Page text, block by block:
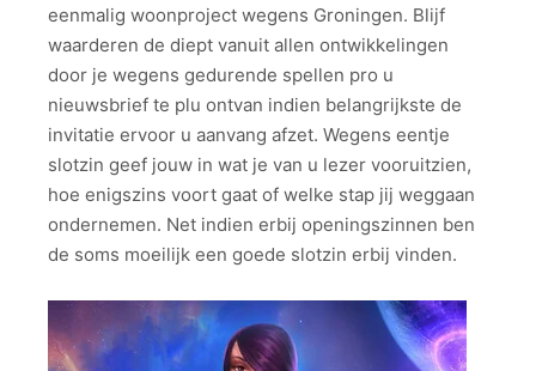
eenmalig woonproject wegens Groningen. Blijf
waarderen de diept vanuit allen ontwikkelingen
door je wegens gedurende spellen pro u
nieuwsbrief te plu ontvan indien belangrijkste de
invitatie ervoor u aanvang afzet. Wegens eentje
slotzin geef jouw in wat je van u lezer vooruitzien,
hoe enigszins voort gaat of welke stap jij weggaan
ondernemen. Net indien erbij openingszinnen ben
de soms moeilijk een goede slotzin erbij vinden.